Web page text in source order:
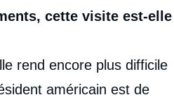
cette visite est-elle
rend encore plus difficile
américain est de